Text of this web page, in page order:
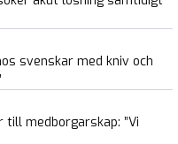
svenskar med kniv och
medborgarskap: ”Vi